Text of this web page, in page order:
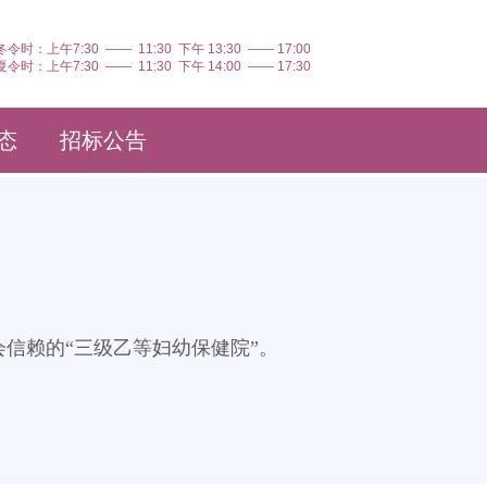
招标公告
赖的“三级乙等妇幼保健院”。
令时：上午7:30 —— 11:30 下午 13:30 —— 17:00
令时：上午7:30 —— 11:30 下午 14:00 —— 17:30